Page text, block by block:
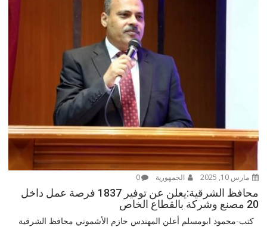
مارس 10, 2025 الجمهورية 0
محافظ الشرقية:يعلن عن توفير 1837 فرصة عمل داخل
20 مصنع وشركة بالقطاع الخاص
كتب-محمود ابومسلم أعلن المهندس حازم الأشموني محافظ الشرقية